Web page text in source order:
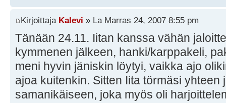
Kirjoittaja Kalevi » La Marras 24, 2007 8:55 pm
Tänään 24.11. Iitan kanssa vähän
kymmenen jälkeen, hanki/karppakeli,
meni hyvin jäniskin löytyi, vaikka ajo
ajoa kuitenkin. Sitten Iita törmäsi yhteen
samanikäiseen, joka myös oli